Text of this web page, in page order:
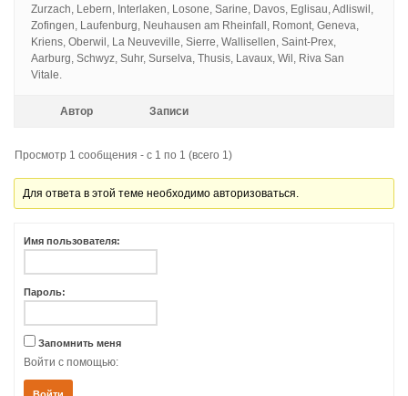
Zurzach, Lebern, Interlaken, Losone, Sarine, Davos, Eglisau, Adliswil,
Zofingen, Laufenburg, Neuhausen am Rheinfall, Romont, Geneva,
Kriens, Oberwil, La Neuveville, Sierre, Wallisellen, Saint-Prex,
Aarburg, Schwyz, Suhr, Surselva, Thusis, Lavaux, Wil, Riva San
Vitale.
Автор Записи
Просмотр 1 сообщения - с 1 по 1 (всего 1)
Для ответа в этой теме необходимо авторизоваться.
Имя пользователя:
Пароль:
Запомнить меня
Войти с помощью: